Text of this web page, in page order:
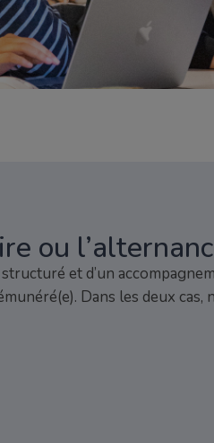
ou
et d’un
Dans les deux cas,